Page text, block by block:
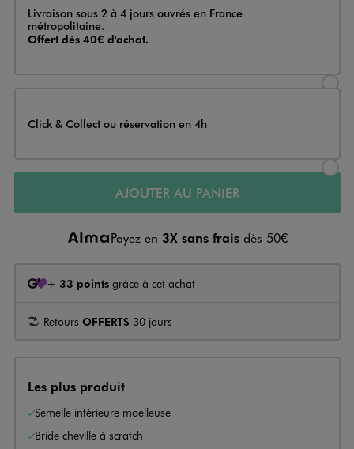
Livraison
Livraison sous 2 à 4 jours ouvrés en France
métropolitaine.
Offert dès 40€ d'achat.
Click & Collect ou réservation en 4h
AJOUTER AU PANIER
Payez en 3X sans frais dès 50€
+ 33 points grâce à cet achat
Retours OFFERTS 30 jours
Les plus produit
Semelle intérieure moelleuse
Bride cheville à scratch